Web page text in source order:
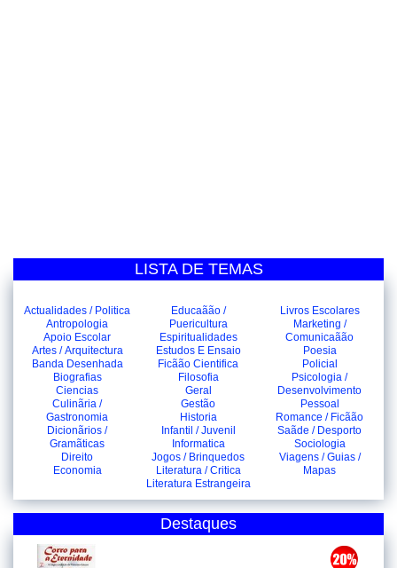
LISTA DE TEMAS
Actualidades / Politica
Antropologia
Apoio Escolar
Artes / Arquitectura
Banda Desenhada
Biografias
Ciencias
Culinãria /
Gastronomia
Dicionãrios /
Gramãticas
Direito
Economia
Educaãão /
Puericultura
Espiritualidades
Estudos E Ensaio
Ficãão Cientifica
Filosofia
Geral
Gestão
Historia
Infantil / Juvenil
Informatica
Jogos / Brinquedos
Literatura / Critica
Literatura Estrangeira
Livros Escolares
Marketing /
Comunicaãão
Poesia
Policial
Psicologia /
Desenvolvimento
Pessoal
Romance / Ficãão
Saãde / Desporto
Sociologia
Viagens / Guias /
Mapas
Destaques